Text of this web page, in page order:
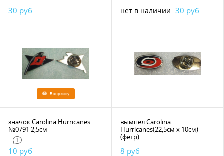
30 руб
В корзину
нет в наличии 30 руб
значок Carolina Hurricanes
№0791 2,5см
1
10 руб
вымпел Carolina
Hurricanes(22,5см х 10см)
(фетр)
8 руб